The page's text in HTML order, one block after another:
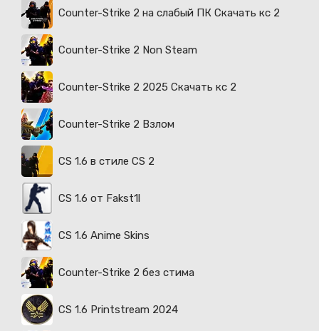
Counter-Strike 2 на слабый ПК Скачать кс 2
Counter-Strike 2 Non Steam
Counter-Strike 2 2025 Скачать кс 2
Counter-Strike 2 Взлом
CS 1.6 в стиле CS 2
CS 1.6 от Fakst1l
CS 1.6 Anime Skins
Counter-Strike 2 без стима
CS 1.6 Printstream 2024